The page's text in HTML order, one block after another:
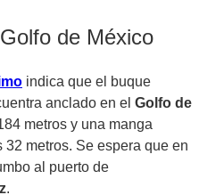
de México
indica que el buque
anclado en el Golfo de
metros y una manga
32 metros. Se espera que en
al puerto de
.